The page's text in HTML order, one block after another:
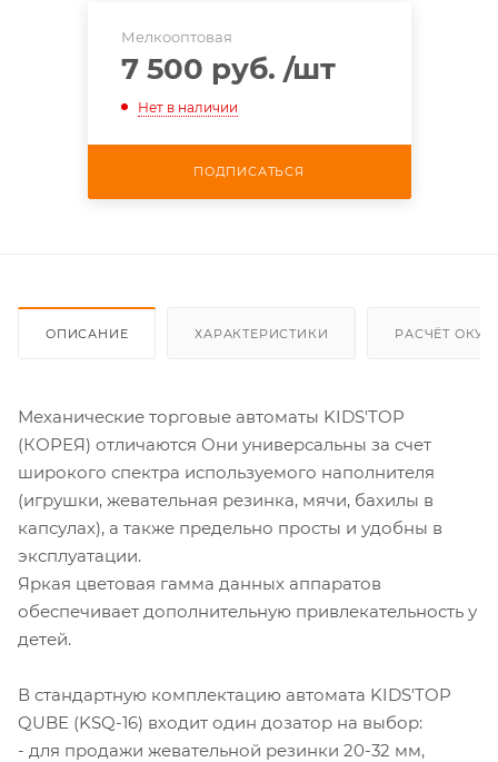
Мелкооптовая
7 500 руб. /шт
Нет в наличии
ПОДПИСАТЬСЯ
ОПИСАНИЕ ХАРАКТЕРИСТИКИ РАСЧЁТ
Механические торговые автоматы KIDS'TOP
(КОРЕЯ) отличаются Они универсальны за счет
широкого спектра используемого наполнителя
(игрушки, жевательная резинка, мячи, бахилы в
капсулах), а также предельно просты и удобны в
эксплуатации.
Яркая цветовая гамма данных аппаратов
обеспечивает дополнительную привлекательность у
детей.
В стандартную комплектацию автомата KIDS'TOP
QUBE (KSQ-16) входит один дозатор на выбор:
- для продажи жевательной резинки 20-32 мм,